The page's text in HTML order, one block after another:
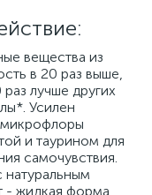
вещества из
в 20 раз выше,
лучше других
Усилен
и таурином для
самочувствия.
- жидкая форма